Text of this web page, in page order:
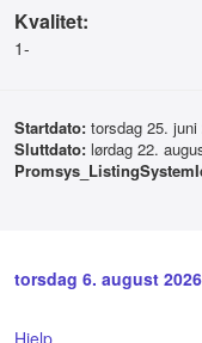
Kvalitet:
1-
Startdato: torsdag 25.
Sluttdato: lørdag 22.
torsdag 6. august